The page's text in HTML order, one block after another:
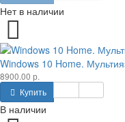
Нет в наличии
Windows 10 Home.
8900.00 р.
Купить
В наличии